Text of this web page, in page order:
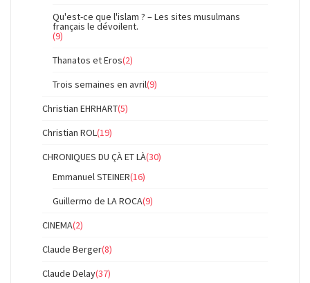
Qu'est-ce que l'islam ? – Les sites musulmans
français le dévoilent.
(9)
Thanatos et Eros(2)
Trois semaines en avril(9)
Christian EHRHART(5)
Christian ROL(19)
CHRONIQUES DU ÇÀ ET LÀ(30)
Emmanuel STEINER(16)
Guillermo de LA ROCA(9)
CINEMA(2)
Claude Berger(8)
Claude Delay(37)